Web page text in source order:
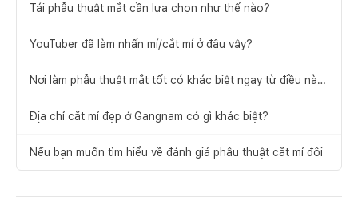
Tái phẫu thuật mắt cần lựa chọn như thế nào?
YouTuber đã làm nhấn mí/cắt mí ở đâu vậy?
Nơi làm phẫu thuật mắt tốt có khác biệt ngay từ điều này
Địa chỉ cắt mí đẹp ở Gangnam có gì khác biệt?
Nếu bạn muốn tìm hiểu về đánh giá phẫu thuật cắt mí đôi